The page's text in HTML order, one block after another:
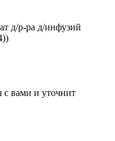
д/р-ра д/инфузий
с вами и уточнит